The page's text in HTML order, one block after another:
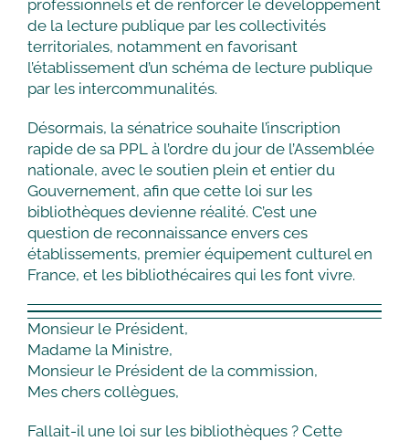
professionnels et de renforcer le développement
de la lecture publique par les collectivités
territoriales, notamment en favorisant
l’établissement d’un schéma de lecture publique
par les intercommunalités.
Désormais, la sénatrice souhaite l’inscription
rapide de sa PPL à l’ordre du jour de l’Assemblée
nationale, avec le soutien plein et entier du
Gouvernement, afin que cette loi sur les
bibliothèques devienne réalité. C’est une
question de reconnaissance envers ces
établissements, premier équipement culturel en
France, et les bibliothécaires qui les font vivre.
Monsieur le Président,
Madame la Ministre,
Monsieur le Président de la commission,
Mes chers collègues,
Fallait-il une loi sur les bibliothèques ? Cette